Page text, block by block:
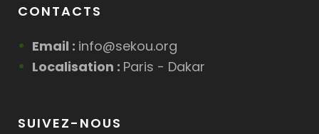
CONTACTS
Email : info@sekou.org
Localisation : Paris - Dakar
SUIVEZ-NOUS